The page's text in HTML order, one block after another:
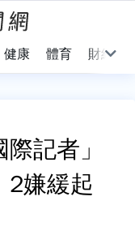
健康 體育 財經
記者」
嫌緩起